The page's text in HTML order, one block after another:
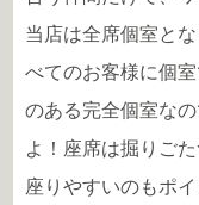
当店は全席個室と
べてのお客様に個
のある完全個室な
よ！座席は掘りご
座りやすいのもポ